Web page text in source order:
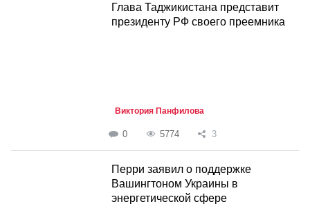
Глава Таджикистана представит
президенту РФ своего преемника
Виктория Панфилова
0 5774 3
Перри заявил о поддержке
Вашингтоном Украины в
энергетической сфере